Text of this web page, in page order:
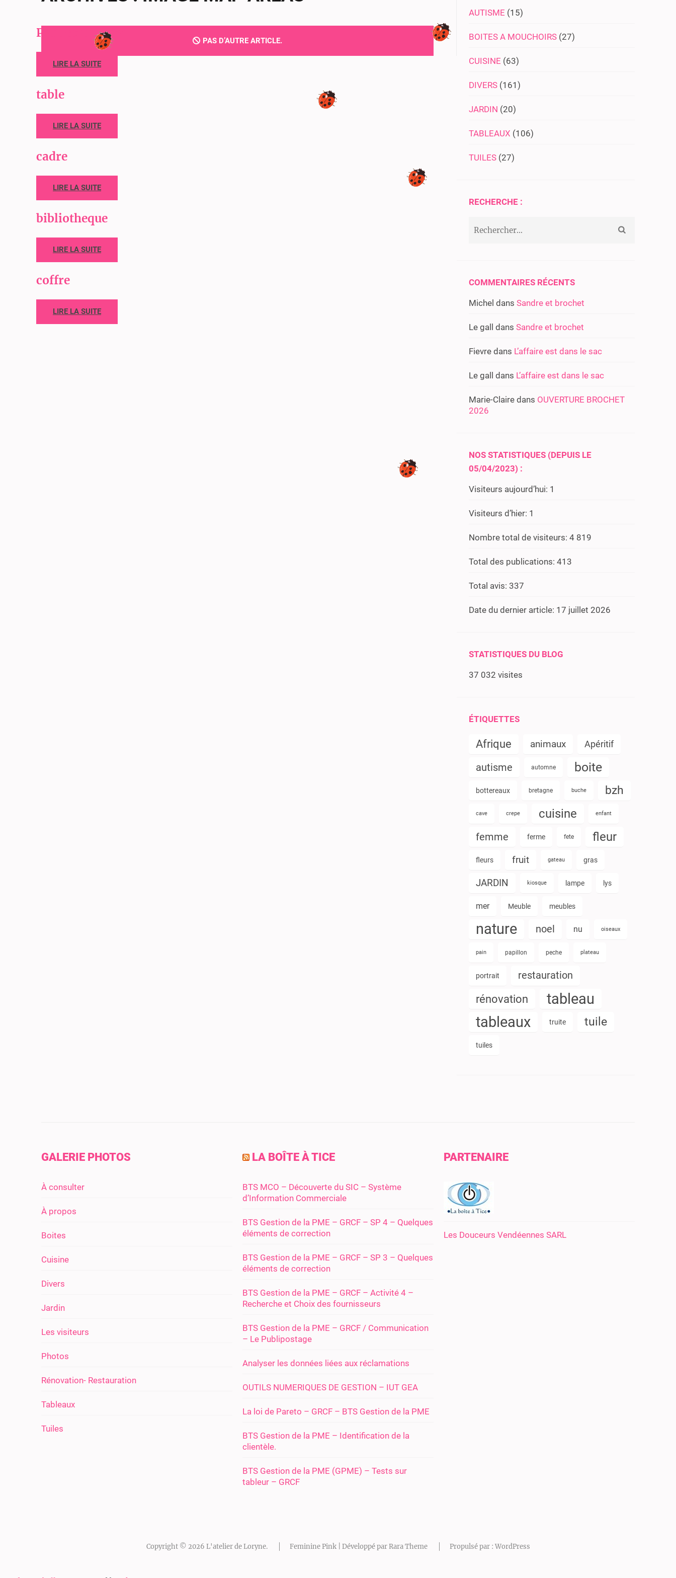
Petit confiturier
LIRE LA SUITE
table
LIRE LA SUITE
cadre
LIRE LA SUITE
bibliotheque
LIRE LA SUITE
coffre
LIRE LA SUITE
PAS D’AUTRE ARTICLE.
AUTISME (15)
BOITES A MOUCHOIRS (27)
CUISINE (63)
DIVERS (161)
JARDIN (20)
TABLEAUX (106)
TUILES (27)
RECHERCHE :
COMMENTAIRES RÉCENTS
Michel dans Sandre et brochet
Le gall dans Sandre et brochet
Fievre dans L’affaire est dans le sac
Le gall dans L’affaire est dans le sac
Marie-Claire dans OUVERTURE BROCHET
2026
NOS STATISTIQUES (DEPUIS LE
05/04/2023) :
Visiteurs aujourd’hui: 1
Visiteurs d’hier: 1
Nombre total de visiteurs: 4 819
Total des publications: 413
Total avis: 337
Date du dernier article: 17 juillet 2026
STATISTIQUES DU BLOG
37 032 visites
ÉTIQUETTES
Afrique animaux Apéritif
autisme automne boite
bottereaux bretagne buche bzh
cave crepe cuisine enfant
femme ferme fete fleur
fleurs fruit gateau gras
JARDIN kiosque lampe lys
mer Meuble meubles
nature noel nu oiseaux
pain papillon peche plateau
portrait restauration
rénovation
tableau
tableaux
truite tuile
tuiles
GALERIE PHOTOS
À consulter
À propos
Boites
Cuisine
Divers
Jardin
Les visiteurs
Photos
Rénovation- Restauration
Tableaux
Tuiles
LA BOÎTE À TICE
BTS MCO – Découverte du SIC – Système
d’Information Commerciale
BTS Gestion de la PME – GRCF – SP 4 – Quelques
éléments de correction
BTS Gestion de la PME – GRCF – SP 3 – Quelques
éléments de correction
BTS Gestion de la PME – GRCF – Activité 4 –
Recherche et Choix des fournisseurs
BTS Gestion de la PME – GRCF / Communication
– Le Publipostage
Analyser les données liées aux réclamations
OUTILS NUMERIQUES DE GESTION – IUT GEA
La loi de Pareto – GRCF – BTS Gestion de la PME
BTS Gestion de la PME – Identification de la
clientèle.
BTS Gestion de la PME (GPME) – Tests sur
tableur – GRCF
PARTENAIRE
Les Douceurs Vendéennes SARL
Copyright © 2026 L'atelier de Loryne. Feminine Pink | Développé parRara Theme Propulsé par : WordPress